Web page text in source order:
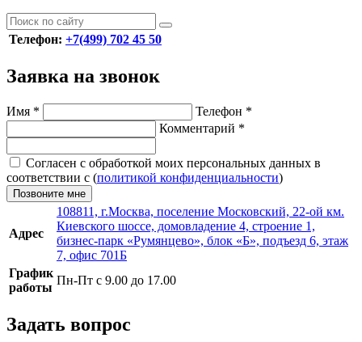
Телефон: +7(499) 702 45 50
Заявка на звонок
Имя * Телефон *
Комментарий *
Согласен с обработкой моих персональных данных в
соответствии с (политикой конфиденциальности)
Позвоните мне
Адрес
108811, г.Москва, поселение Московский, 22-ой км.
Киевского шоссе, домовладение 4, строение 1,
бизнес-парк «Румянцево», блок «Б», подъезд 6, этаж
7, офис 701Б
График
работы
Пн-Пт с 9.00 до 17.00
Задать вопрос